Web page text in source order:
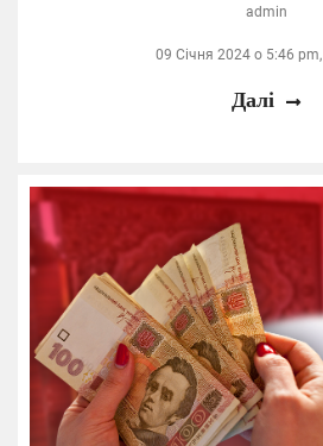
admin
09 Січня 2024 о 5:46 pm,
Далі